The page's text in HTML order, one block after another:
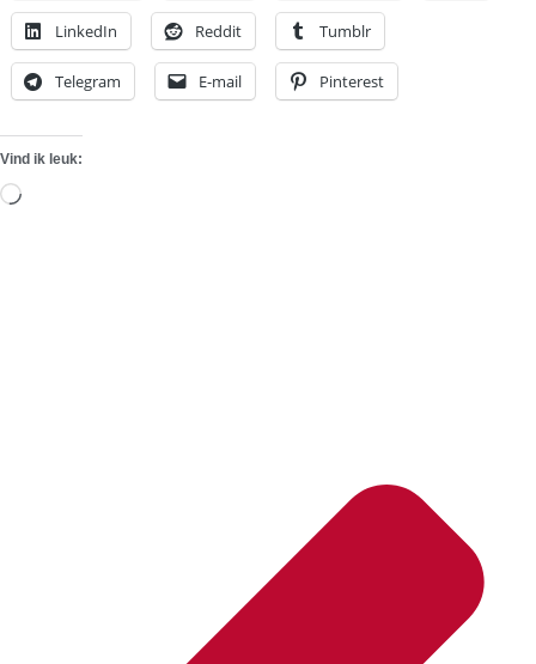
LinkedIn Reddit Tumblr
Telegram E-mail Pinterest
Vind ik leuk:
Aan